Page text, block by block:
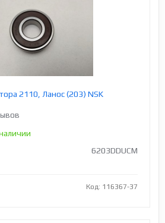
2110, Ланос (203) NSK
6203DDUCM
Код: 116367-37